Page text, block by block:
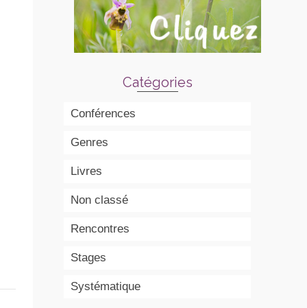
Catégories
Conférences
Genres
Livres
Non classé
Rencontres
Stages
Systématique